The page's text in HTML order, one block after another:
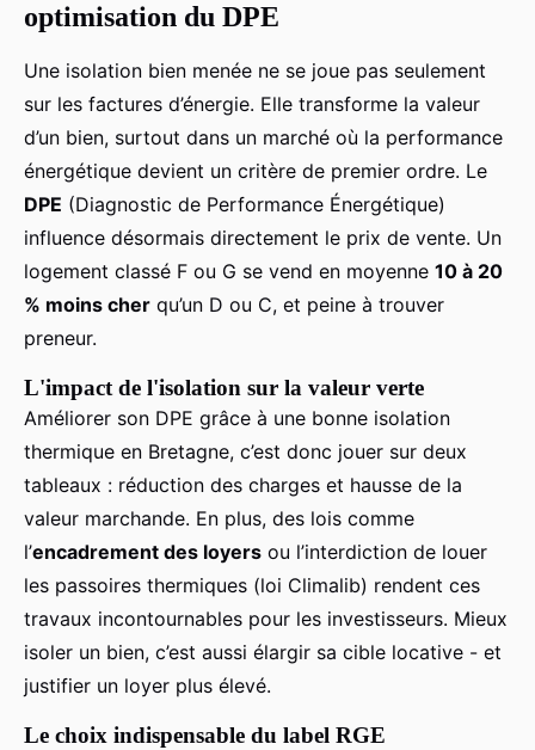
optimisation du DPE
Une isolation bien menée ne se joue pas seulement
sur les factures d’énergie. Elle transforme la valeur
d’un bien, surtout dans un marché où la performance
énergétique devient un critère de premier ordre. Le
DPE (Diagnostic de Performance Énergétique)
influence désormais directement le prix de vente. Un
logement classé F ou G se vend en moyenne 10 à 20
% moins cher qu’un D ou C, et peine à trouver
preneur.
L'impact de l'isolation sur la valeur verte
Améliorer son DPE grâce à une bonne isolation
thermique en Bretagne, c’est donc jouer sur deux
tableaux : réduction des charges et hausse de la
valeur marchande. En plus, des lois comme
l’encadrement des loyers ou l’interdiction de louer
les passoires thermiques (loi Climalib) rendent ces
travaux incontournables pour les investisseurs. Mieux
isoler un bien, c’est aussi élargir sa cible locative - et
justifier un loyer plus élevé.
Le choix indispensable du label RGE